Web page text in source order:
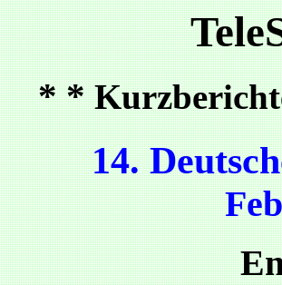
* *
14.